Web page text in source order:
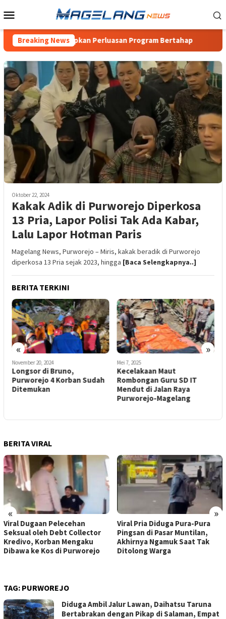
ke
Mobile
Breaking News
Siapkan Perluasan Program Bertahap PPK
Oktober 22, 2024
Kakak Adik di Purworejo Diperkosa
13 Pria, Lapor Polisi Tak Ada Kabar,
Lalu Lapor Hotman Paris
Magelang News, Purworejo – Miris, kakak beradik di Purworejo
diperkosa 13 Pria sejak 2023, hingga [Baca Selengkapnya..]
BERITA TERKINI
« »
November 20, 2024
Longsor di Bruno,
Purworejo 4 Korban Sudah
Ditemukan
Mei 7, 2025
Kecelakaan Maut
Rombongan Guru SD IT
Mendut di Jalan Raya
Purworejo-Magelang
BERITA VIRAL
« »
Viral Dugaan Pelecehan
Seksual oleh Debt Collector
Kredivo, Korban Mengaku
Dibawa ke Kos di Purworejo
Viral Pria Diduga Pura-Pura
Pingsan di Pasar Muntilan,
Akhirnya Ngamuk Saat Tak
Ditolong Warga
TAG: PURWOREJO
Diduga Ambil Jalur Lawan, Daihatsu Taruna
Bertabrakan dengan Pikap di Salaman, Empat